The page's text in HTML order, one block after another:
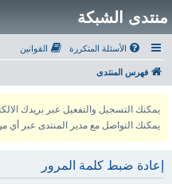
منتدى الشبكة
الأسئلة المتكررة القوانين
فهرس المنتدى
يمكنك التواصل مع مدير المنتدى عبر أي
إعادة ضبط كلمة المرور